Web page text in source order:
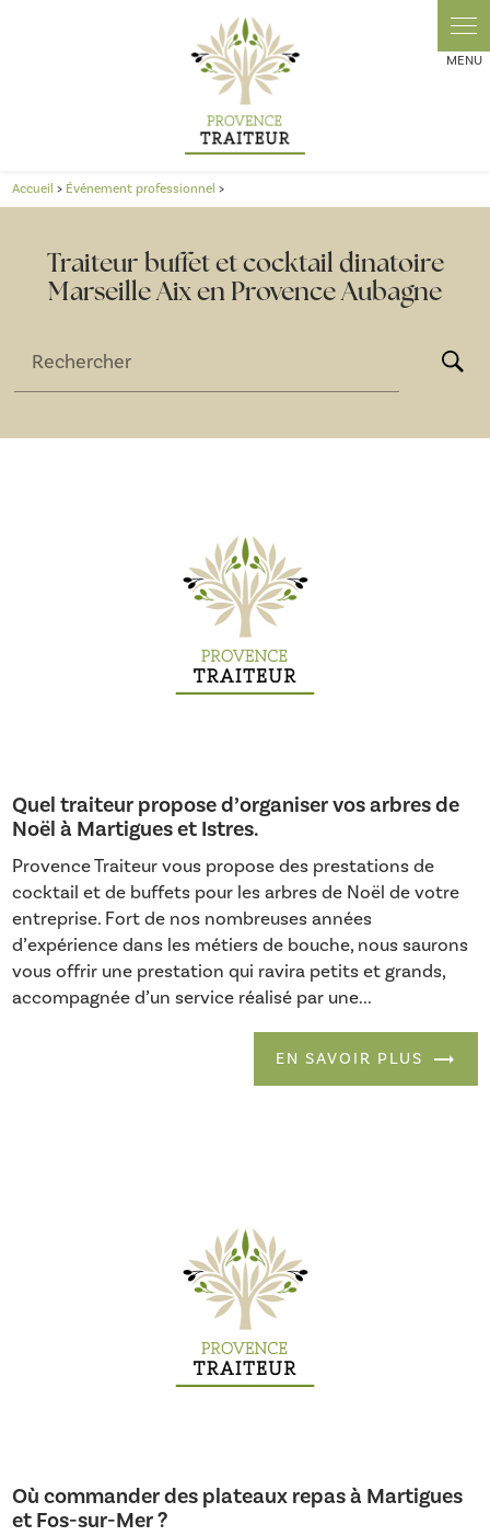
Accueil > Événement professionnel>
Traiteur buffet et cocktail dinatoire
Marseille Aix en Provence Aubagne
Rechercher
Quel traiteur propose d’organiser vos arbres de
Noël à Martigues et Istres.
Provence Traiteur vous propose des prestations de
cocktail et de buffets pour les arbres de Noël de votre
entreprise. Fort de nos nombreuses années
d’expérience dans les métiers de bouche, nous saurons
vous offrir une prestation qui ravira petits et grands,
accompagnée d’un service réalisé par une...
EN SAVOIR PLUS
Où commander des plateaux repas à Martigues
et Fos-sur-Mer ?